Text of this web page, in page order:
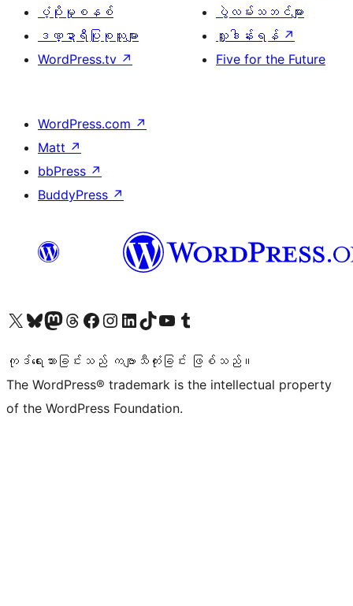
ပံ့ပိုးမှုစနစ်
ဒဏ္ဍာရီပြုစုသူများ
WordPress.tv ↗
ပွဲလမ်းသဘင်များ
လှူဒါန်းရန် ↗
Five for the Future
WordPress.com ↗
Matt ↗
bbPress ↗
BuddyPress ↗
ကျွန်ုပ်တို့၏ X (ယခင် Twitter) အကောင့်သို့ သွားရောက်ကြည့်ရှုပါကျွန်ုပ်တို့၏ Bluesky အကောင့်သို့ ဝင်ရောက်ကြည့်ရှုရန်
ကျွန်ုပ်တို့၏ Mastodon အကောင့်သို့ သွားရောက်ကြည့်ရှုပါကျွန်ုပ်တို့၏ Threads အကောင့်သို့ ဝင်ရောက်ကြည့်ရှုရန်
ကျွန်ုပ်တို့၏ Facebook စာမျက်နှာသို့ သွားရောက်ကြည့်ရှုပါကျွန်ုပ်တို့၏ Instagram အကောင့်သို့ သွားရောက်ကြည့်ရှုပါ ကျွန်ုပ်တို့၏ LinkedIn အကောင့်သို့ သွားရောက်ကြည့်ရှုပါကျွန်ုပ်တို့၏ TikTok အကောင့်သို့ ဝင်ရောက်ကြည့်ရှုရန်
ကျွန်ုပ်တို့၏ YouTube ချန်နယ်သို့ သွားရောက်ကြည့်ရှုပါ ကျွန်ုပ်တို့၏ Tumblr အကောင့်သို့ ဝင်ရောက်ကြည့်ရှုရန်
ကုဒ်ရေးသားခြင်းသည် ကဗျာသီကုံးခြင်း ဖြစ်သည်။
The WordPress® trademark is the intellectual property
of the WordPress Foundation.